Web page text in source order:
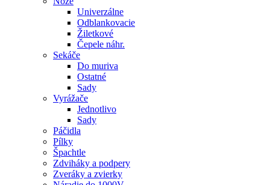
Univerzálne
Odblankovacie
Žiletkové
Čepele náhr.
Sekáče
Do muriva
Ostatné
Sady
Vyrážače
Jednotlivo
Sady
Páčidla
Pílky
Špachtle
Zdviháky a podpery
Zveráky a zvierky